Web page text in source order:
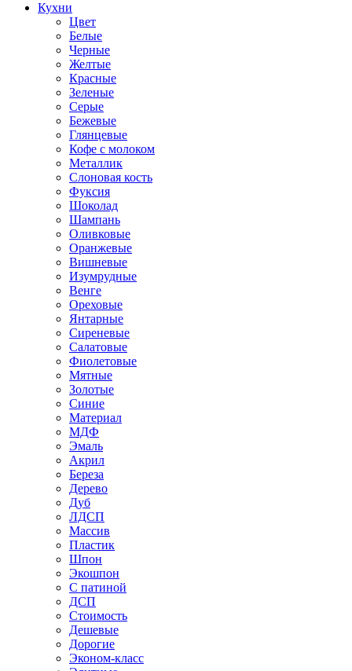
Кухни
Цвет
Белые
Черные
Желтые
Красные
Зеленые
Серые
Бежевые
Глянцевые
Кофе с молоком
Металлик
Слоновая кость
Фуксия
Шоколад
Шампань
Оливковые
Оранжевые
Вишневые
Изумрудные
Венге
Ореховые
Янтарные
Сиреневые
Салатовые
Фиолетовые
Мятные
Золотые
Синие
Материал
МДФ
Эмаль
Акрил
Береза
Дерево
Дуб
ЛДСП
Массив
Пластик
Шпон
Экошпон
С патиной
ДСП
Стоимость
Дешевые
Дорогие
Эконом-класс